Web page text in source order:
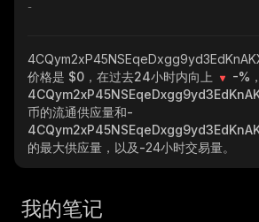
-
价格是 $0，在过去24小时内向上
-%
币的流通供应量和-
的最大供应量，以及-24小时交易量。
我的笔记